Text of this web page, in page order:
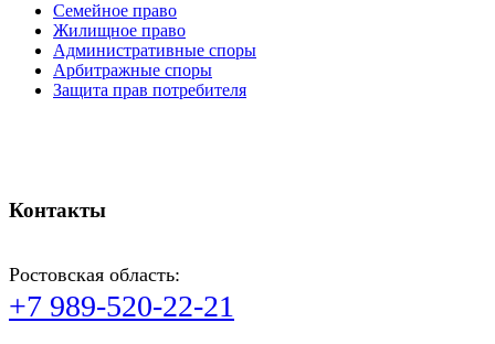
Семейное право
Жилищное право
Административные споры
Арбитражные споры
Защита прав потребителя
Контакты
Ростовская область:
+7 989-520-22-21